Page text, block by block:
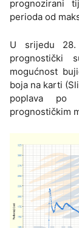
prognozirani
perioda od
U srijedu
prognostički
mogućnost
boja na karti
poplava po
prognostičkim